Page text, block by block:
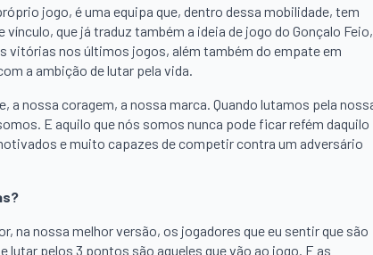
jogo, é uma equipa que, dentro dessa mobilidade, tem
que já traduz também a ideia de jogo do Gonçalo Feio,
vitórias nos últimos jogos, além também do empate em
a ambição de lutar pela vida.
a nossa coragem, a nossa marca. Quando lutamos pela
E aquilo que nós somos nunca pode ficar refém daquilo
e muito capazes de competir contra um adversário
na nossa melhor versão, os jogadores que eu sentir que são
pelos 3 pontos são aqueles que vão ao jogo. E as